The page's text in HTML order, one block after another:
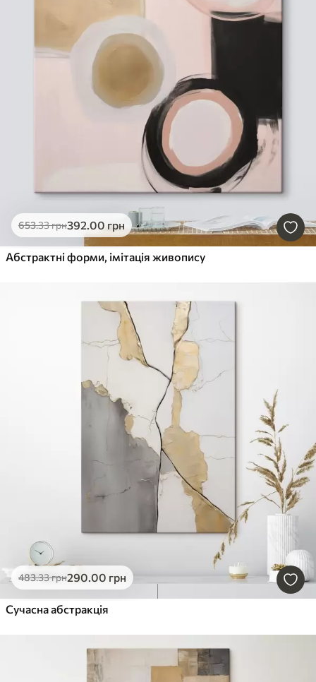
653.33грн392.00 грн
Абстрактні форми, імітація живопису
483.33грн290.00 грн
Сучасна абстракція